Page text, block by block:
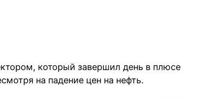
который завершил день в плюсе
на падение цен на нефть.